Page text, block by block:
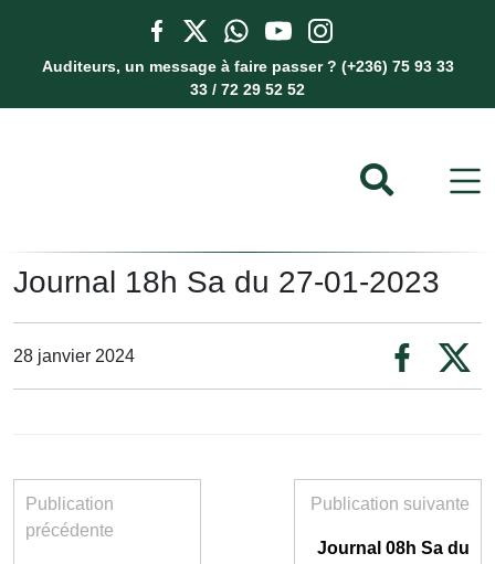
Auditeurs, un message à faire passer ? (+236) 75 93 33
33 / 72 29 52 52
Journal 18h Sa du 27-01-2023
28 janvier 2024
Publication
précédente
Publication suivante
Journal 08h Sa du